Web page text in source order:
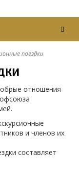
поездки
отношения
и членов их
составляет